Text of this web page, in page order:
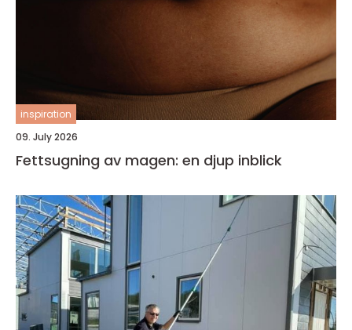
inspiration
09. July 2026
Fettsugning av magen: en djup inblick